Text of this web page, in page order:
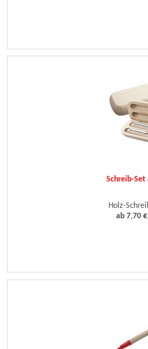
Schreib-Set
Holz-
ab 7,70